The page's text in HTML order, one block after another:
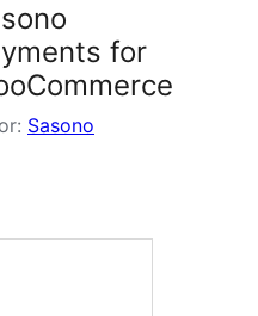
for
Sasono